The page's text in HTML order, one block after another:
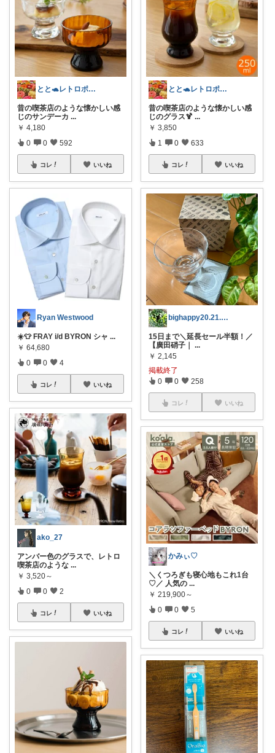
とと🐢レトロポップとキッチン雑貨👒
昔の喫茶店のような懐かしい感
じのサンデーカ ...
￥ 4,180
0 0 592
コレ いいね
Ryan Westwood
☀️👕 FRAY i/d BYRON シャ ...
￥ 64,680
0 0 4
コレ いいね
ako_27
アンバー色のグラスで、レトロ
喫茶店のような ...
￥ 3,520～
0 0 2
コレ いいね
とと🐢レトロポップとキッチン雑貨👒
昔の喫茶店のような懐かしい感
じのグラス🍹 ...
￥ 3,850
1 0 633
コレ いいね
bighappy20.21.24日感謝！
15日まで＼延長セール半額！／
【廣田硝子｜ ...
￥ 2,145
掲載終了
0 0 258
コレ いいね
かみぃ♡
＼くつろぎも寝心地もこれ1台
♡／ 人気の ...
￥ 219,900～
0 0 5
コレ いいね